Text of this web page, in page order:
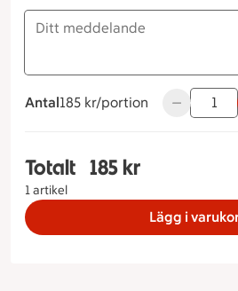
Antal
185 kronor per portion
185 kr/portion Använd
Totalt
1 artikel
Totalt 1 stycken
185 kr
Lägg i